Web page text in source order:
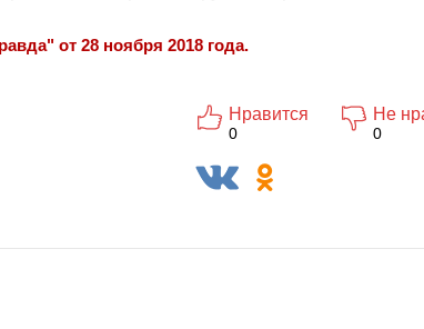
от 28 ноября 2018 года.
Нравится
0
Не
0